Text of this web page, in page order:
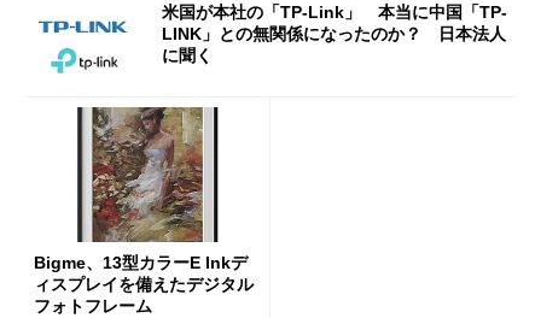
米国が本社の「TP-Link」 本当に中国「TP-
LINK」との無関係になったのか？ 日本法人
に聞く
Bigme、13型カラーE Inkデ
ィスプレイを備えたデジタル
フォトフレーム